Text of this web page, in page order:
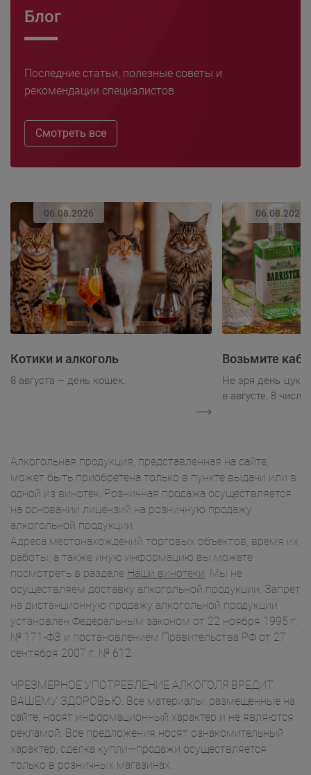
Блог
Последние статьи, полезные советы и
рекомендации специалистов
Смотреть все
06.08.2026
Котики и алкоголь
8 августа – день кошек.
06.08.2026
Возьмите
Не зря день
в августе, 8 числа.
Алкогольная продукция, представленная на сайте,
может быть приобретена только в пункте выдачи или в
одной из винотек. Розничная продажа осуществляется
на основании лицензий на розничную продажу
алкогольной продукции.
Адреса местонахождений торговых объектов, время их
работы, а также иную информацию вы можете
посмотреть в разделе Наши винотеки. Мы не
осуществляем доставку алкогольной продукции. Запрет
на дистанционную продажу алкогольной продукции
установлен Федеральным законом от 22 ноября 1995 г.
№ 171-ФЗ и постановлением Правительства РФ от 27
сентября 2007 г. № 612.
ЧРЕЗМЕРНОЕ УПОТРЕБЛЕНИЕ АЛКОГОЛЯ ВРЕДИТ
ВАШЕМУ ЗДОРОВЬЮ. Все материалы, размещенные на
сайте, носят информационный характер и не являются
рекламой. Все предложения носят ознакомительный
характер, сделка купли—продажи осуществляется
только в розничных магазинах.